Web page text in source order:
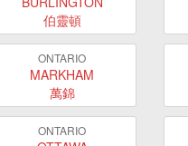
伯靈頓
ONTARIO
MARKHAM
萬錦
ONTARIO